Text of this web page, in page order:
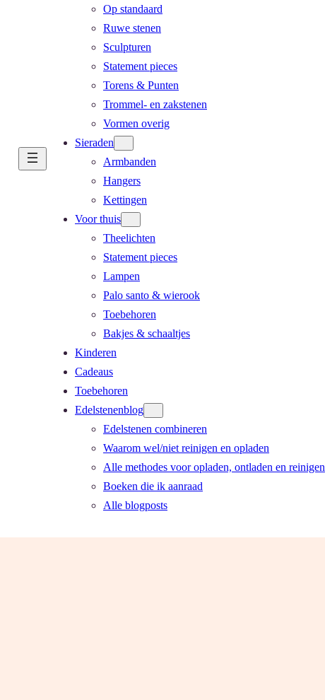
Op standaard
Ruwe stenen
Sculpturen
Statement pieces
Torens & Punten
Trommel- en zakstenen
Vormen overig
Sieraden
Armbanden
Hangers
Kettingen
Voor thuis
Theelichten
Statement pieces
Lampen
Palo santo & wierook
Toebehoren
Bakjes & schaaltjes
Kinderen
Cadeaus
Toebehoren
Edelstenenblog
Edelstenen combineren
Waarom wel/niet reinigen en opladen
Alle methodes voor opladen, ontladen en reinigen
Boeken die ik aanraad
Alle blogposts